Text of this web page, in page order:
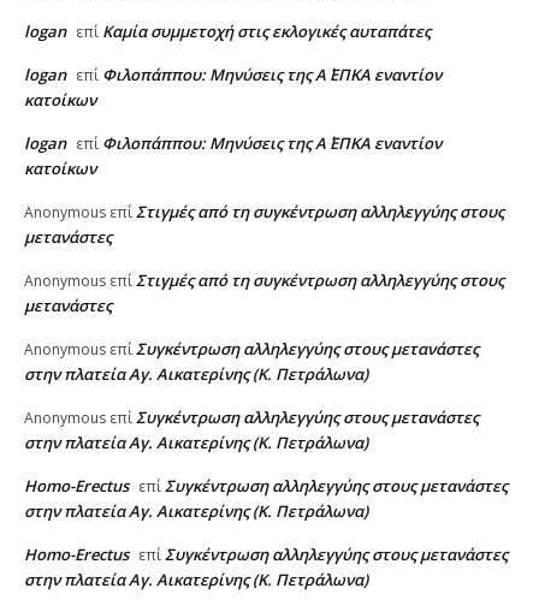
logan επί Καμία συμμετοχή στις εκλογικές αυταπάτες
logan επί Φιλοπάππου: Μηνύσεις της Α΄ ΕΠΚΑ εναντίον
κατοίκων
logan επί Φιλοπάππου: Μηνύσεις της Α΄ ΕΠΚΑ εναντίον
κατοίκων
Anonymous επίΣτιγμές από τη συγκέντρωση αλληλεγγύης στους
μετανάστες
Anonymous επίΣτιγμές από τη συγκέντρωση αλληλεγγύης στους
μετανάστες
Anonymous επίΣυγκέντρωση αλληλεγγύης στους μετανάστες
στην πλατεία Αγ. Αικατερίνης (Κ. Πετράλωνα)
Anonymous επίΣυγκέντρωση αλληλεγγύης στους μετανάστες
στην πλατεία Αγ. Αικατερίνης (Κ. Πετράλωνα)
Homo-Erectus επίΣυγκέντρωση αλληλεγγύης στους μετανάστες
στην πλατεία Αγ. Αικατερίνης (Κ. Πετράλωνα)
Homo-Erectus επίΣυγκέντρωση αλληλεγγύης στους μετανάστες
στην πλατεία Αγ. Αικατερίνης (Κ. Πετράλωνα)